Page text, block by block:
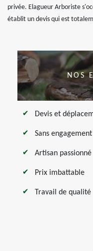
privée. Elagueur Arboriste
établit un devis qui est
NOS
Devis et
Sans engagement
Artisan passionné
Prix imbattable
Travail de qualité